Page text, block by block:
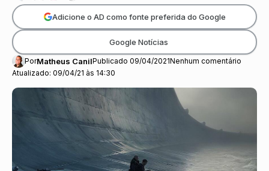
Atualizado: 09/04/21 às 14:30
PorMatheus CanilPublicado 09/04/2021Nenhum comentário
Adicione o AD como fonte preferida do Google
Google Notícias